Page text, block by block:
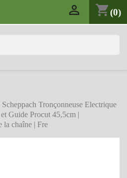
shopping_cart(0)

Scheppach Tronçonneuse Electrique
Guide Procut 45,5cm |
la chaîne | Fre